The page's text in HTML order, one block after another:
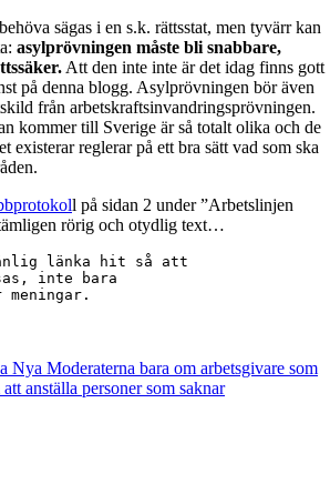
sägas i en s.k. rättsstat, men tyvärr kan
asylprövningen måste bli snabbare,
Att den inte inte är det idag finns gott
på denna blogg. Asylprövningen bör även
från arbetskraftsinvandringsprövningen.
kommer till Sverige är så totalt olika och de
existerar reglerar på ett bra sätt vad som ska
l på sidan 2 under ”Arbetslinjen
rörig och otydlig text…
länka hit så att
inte bara
Nya Moderaterna bara om arbetsgivare som
anställa personer som saknar